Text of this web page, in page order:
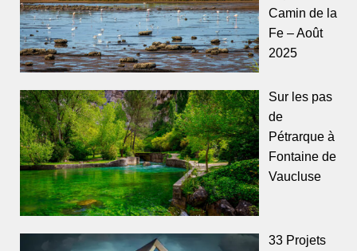
Camin de la
Fe – Août
2025
Sur les pas
de
Pétrarque à
Fontaine de
Vaucluse
33 Projets